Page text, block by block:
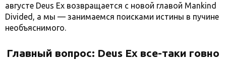
августе Deus Ex возвращается с новой главой Mankind
Divided, а мы — занимаемся поисками истины в пучине
необъяснимого.
Главный вопрос: Deus Ex все-таки говно